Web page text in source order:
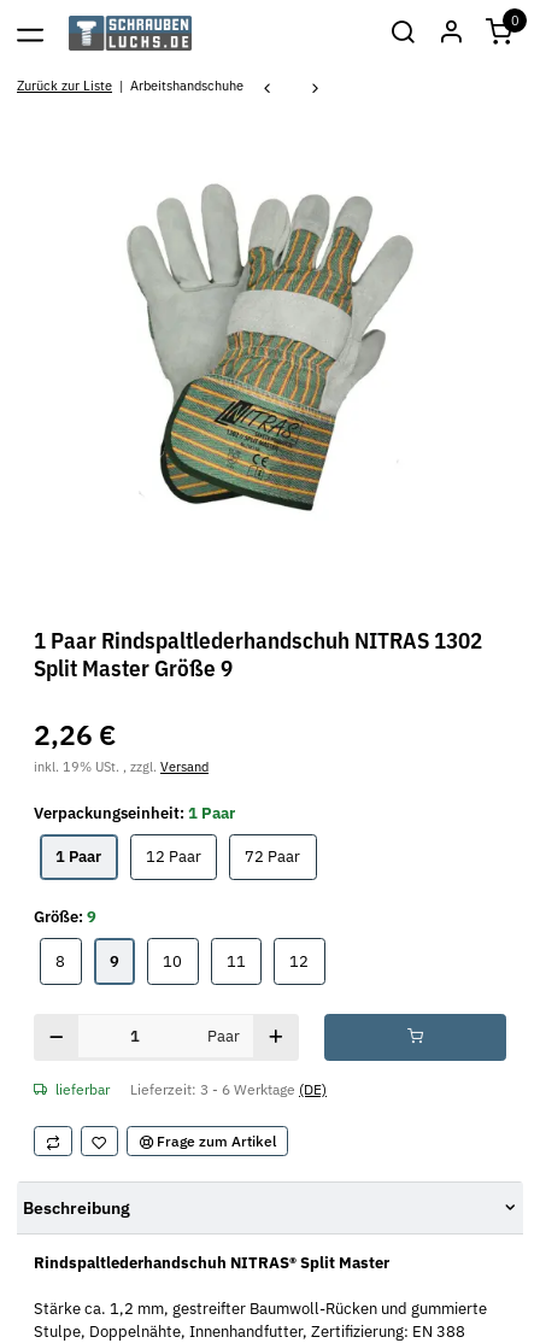
0
Zurück zur Liste Arbeitshandschuhe
1 Paar Rindspaltlederhandschuh NITRAS 1302
Split Master Größe 9
2,26 €
inkl. 19% USt. , zzgl. Versand
Verpackungseinheit: 1 Paar
1 Paar1 Paar 12 Paar12 Paar72 Paar72 Paar
Größe: 9
8 99 10 11 12
Paar
lieferbar Lieferzeit: 3 - 6 Werktage (DE)
Frage zum Artikel
Beschreibung
Rindspaltlederhandschuh NITRAS® Split Master
Stärke ca. 1,2 mm, gestreifter Baumwoll-Rücken und gummierte
Stulpe, Doppelnähte, Innenhandfutter, Zertifizierung: EN 388